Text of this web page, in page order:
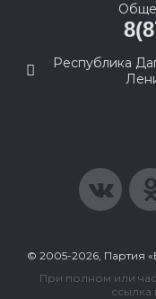
Республика
© 2005-2026, Партия
При полном или
ссылка